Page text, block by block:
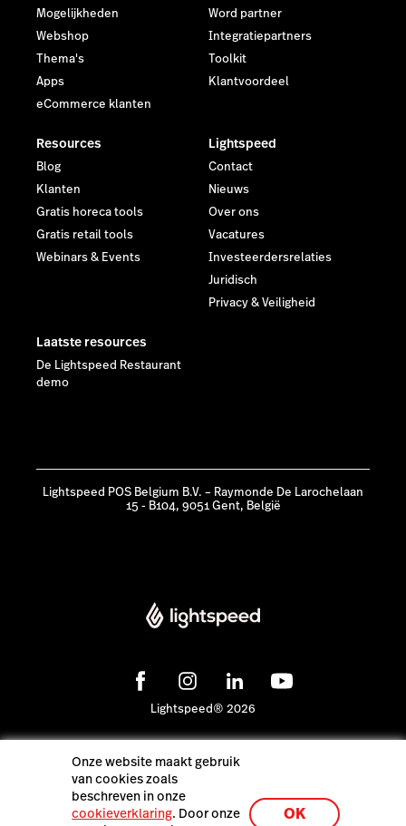
Mogelijkheden
Webshop
Thema's
Apps
eCommerce klanten
Word partner
Integratiepartners
Toolkit
Klantvoordeel
Resources
Blog
Klanten
Gratis horeca tools
Gratis retail tools
Webinars & Events
Lightspeed
Contact
Nieuws
Over ons
Vacatures
Investeerdersrelaties
Juridisch
Privacy & Veiligheid
Laatste resources
De Lightspeed Restaurant
demo
Lightspeed POS Belgium B.V. – Raymonde De Larochelaan
15 - B104, 9051 Gent, België
Lightspeed® 2026
Pers
Privacybeleid
Onze website maakt gebruik
van cookies zoals
beschreven in onze
cookieverklaring. Door onze
OK